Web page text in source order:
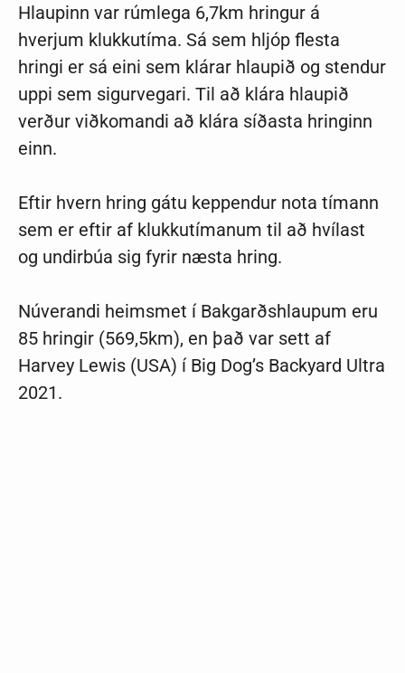
Hlaupinn var rúmlega 6,7km hringur á
hverjum klukkutíma. Sá sem hljóp flesta
hringi er sá eini sem klárar hlaupið og stendur
uppi sem sigurvegari. Til að klára hlaupið
verður viðkomandi að klára síðasta hringinn
einn.
Eftir hvern hring gátu keppendur nota tímann
sem er eftir af klukkutímanum til að hvílast
og undirbúa sig fyrir næsta hring.
Núverandi heimsmet í Bakgarðshlaupum eru
85 hringir (569,5km), en það var sett af
Harvey Lewis (USA) í Big Dog’s Backyard Ultra
2021.